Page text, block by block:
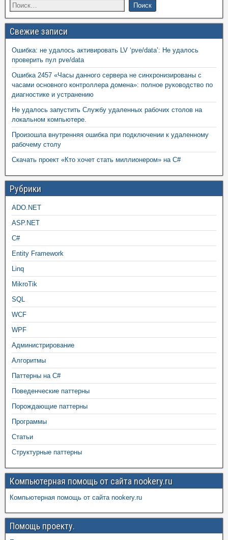
Свежие записи
Ошибка: не удалось активировать LV ‘pve/data’: Не удалось
проверить пул pve/data
Ошибка 2457 «Часы данного сервера не синхронизированы с
часами основного контроллера домена»: полное руководство по
диагностике и устранению
Не удалось запустить Службу удаленных рабочих столов на
локальном компьютере.
Произошла внутренняя ошибка при подключении к удаленному
рабочему столу
Скачать проект «Кто хочет стать миллионером» на C#
Рубрики
ADO.NET
ASP.NET
C#
Entity Framework
Linq
MikroTik
SQL
WCF
WPF
Администрирование
Алгоритмы
Паттерны на C#
Поведенческие паттерны
Порождающие паттерны
Программы
Статьи
Структурные паттерны
Компьютерная помощь от сайта nookery.ru
Компьютерная помощь от сайта nookery.ru
Помощь проекту.